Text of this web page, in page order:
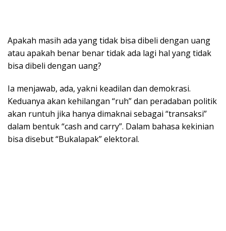
Apakah masih ada yang tidak bisa dibeli dengan uang
atau apakah benar benar tidak ada lagi hal yang tidak
bisa dibeli dengan uang?
Ia menjawab, ada, yakni keadilan dan demokrasi.
Keduanya akan kehilangan “ruh” dan peradaban politik
akan runtuh jika hanya dimaknai sebagai “transaksi”
dalam bentuk “cash and carry”. Dalam bahasa kekinian
bisa disebut “Bukalapak” elektoral.